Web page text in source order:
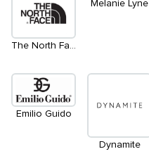
Melanie Lyne
Emilio Guido
Dynamite